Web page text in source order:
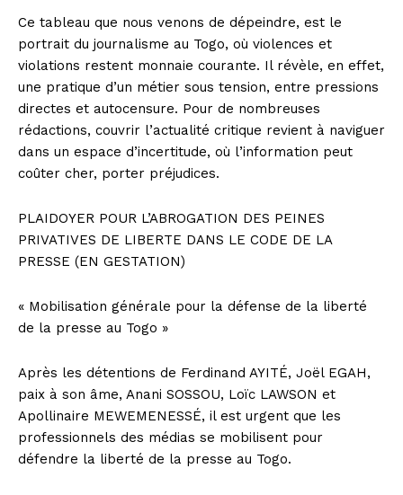
Ce tableau que nous venons de dépeindre, est le
portrait du journalisme au Togo, où violences et
violations restent monnaie courante. Il révèle, en effet,
une pratique d’un métier sous tension, entre pressions
directes et autocensure. Pour de nombreuses
rédactions, couvrir l’actualité critique revient à naviguer
dans un espace d’incertitude, où l’information peut
coûter cher, porter préjudices.
PLAIDOYER POUR L’ABROGATION DES PEINES
PRIVATIVES DE LIBERTE DANS LE CODE DE LA
PRESSE (EN GESTATION)
« Mobilisation générale pour la défense de la liberté
de la presse au Togo »
Après les détentions de Ferdinand AYITÉ, Joël EGAH,
paix à son âme, Anani SOSSOU, Loïc LAWSON et
Apollinaire MEWEMENESSÉ, il est urgent que les
professionnels des médias se mobilisent pour
défendre la liberté de la presse au Togo.